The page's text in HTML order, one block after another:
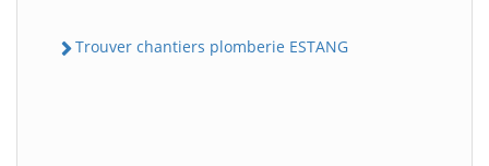
Trouver chantiers plomberie ESTANG